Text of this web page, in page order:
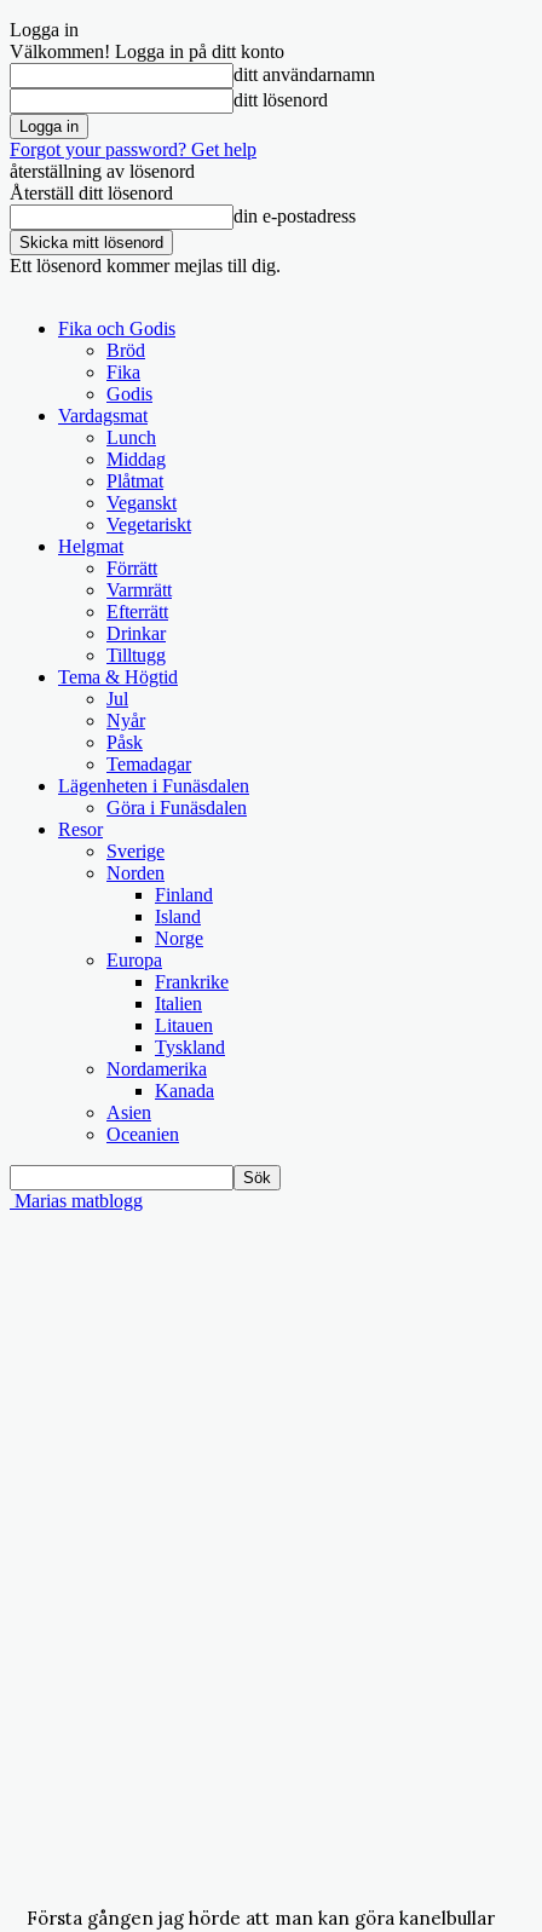
Logga in
Välkommen! Logga in på ditt konto
ditt användarnamn
ditt lösenord
Forgot your password? Get help
återställning av lösenord
Återställ ditt lösenord
din e-postadress
Ett lösenord kommer mejlas till dig.
Fika och Godis
Bröd
Fika
Godis
Vardagsmat
Lunch
Middag
Plåtmat
Veganskt
Vegetariskt
Helgmat
Förrätt
Varmrätt
Efterrätt
Drinkar
Tilltugg
Tema & Högtid
Jul
Nyår
Påsk
Temadagar
Lägenheten i Funäsdalen
Göra i Funäsdalen
Resor
Sverige
Norden
Finland
Island
Norge
Europa
Frankrike
Italien
Litauen
Tyskland
Nordamerika
Kanada
Asien
Oceanien
Marias matblogg
Första gången jag hörde att man kan göra kanelbullar